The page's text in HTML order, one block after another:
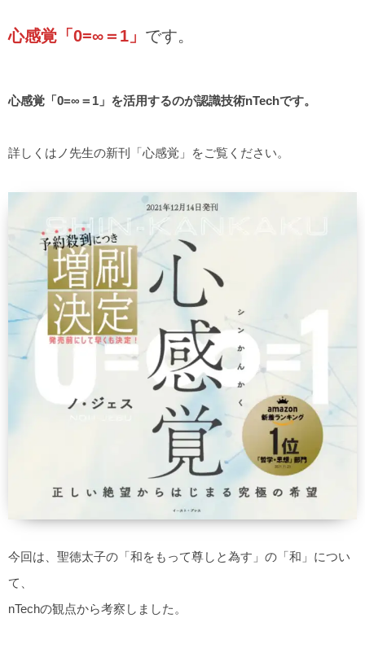
心感覚「0=∞＝1」 です。
心感覚「0=∞＝1」を活用するのが認識技術nTechです。
詳しくはノ先生の新刊「心感覚」をご覧ください。
今回は、聖徳太子の「和をもって尊しと為す」の「和」につい
て、
nTechの観点から考察しました。